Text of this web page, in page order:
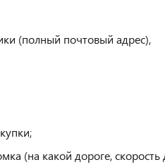
(полный почтовый адрес),
(на какой дороге, скорость